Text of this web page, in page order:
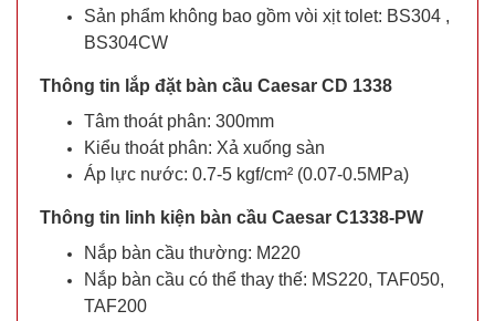
Sản phẩm không bao gồm vòi xịt tolet: BS304 ,
BS304CW
Thông tin lắp đặt bàn cầu Caesar CD 1338
Tâm thoát phân: 300mm
Kiểu thoát phân: Xả xuống sàn
Áp lực nước: 0.7-5 kgf/cm² (0.07-0.5MPa)
Thông tin linh kiện bàn cầu Caesar C1338-PW
Nắp bàn cầu thường: M220
Nắp bàn cầu có thể thay thế: MS220, TAF050,
TAF200